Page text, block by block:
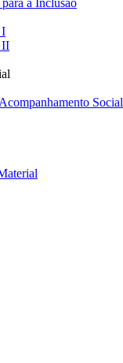
a Inclusão
I
II
Social